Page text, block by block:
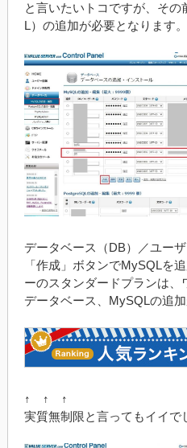
と言いたいトコですが、そ
L）の追加が必要となります。
データベース（DB）／ユー
「作成」ボタンでMySQLを
ーのスタンダードプランは、
データベース、MySQLの追
↑ ↑ ↑
実質無制限と言ってもイイ